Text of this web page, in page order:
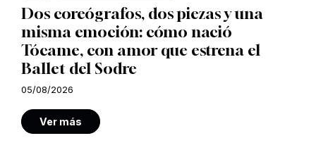
Dos coreógrafos, dos piezas y una
misma emoción: cómo nació
Tócame, con amor que estrena el
Ballet del Sodre
05/08/2026
Ver más